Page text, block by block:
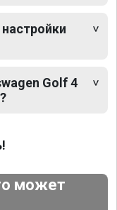
Golf 4
может